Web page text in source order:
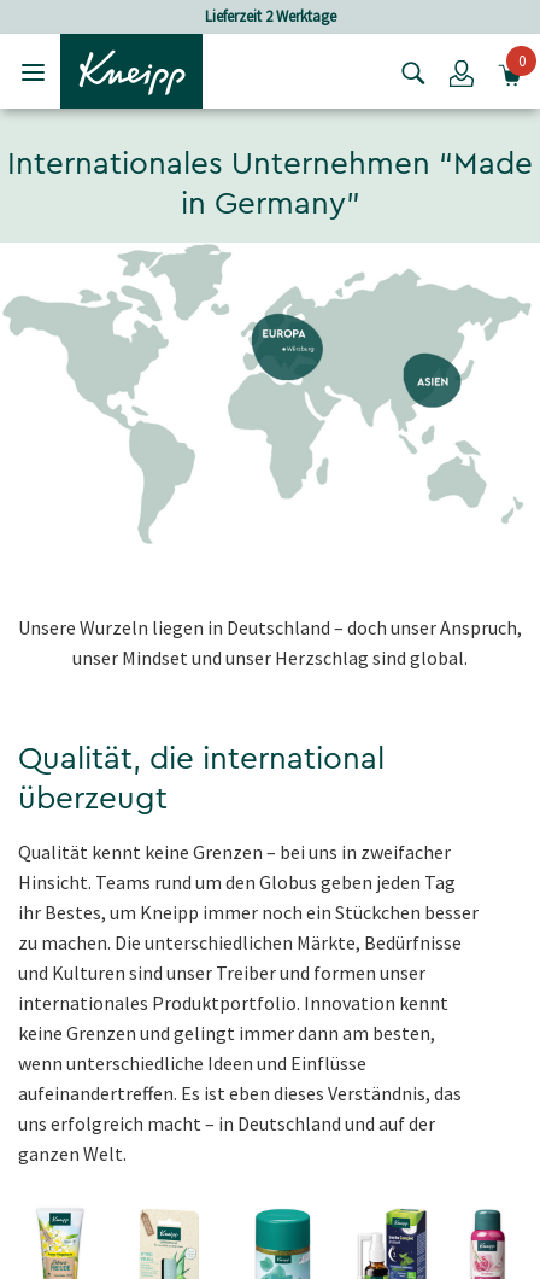
Login0
Internationales Unternehmen “Made
in Germany”
Unsere Wurzeln liegen in Deutschland – doch unser Anspruch,
unser Mindset und unser Herzschlag sind global.
Qualität, die international
überzeugt
Qualität kennt keine Grenzen – bei uns in zweifacher
Hinsicht. Teams rund um den Globus geben jeden Tag
ihr Bestes, um Kneipp immer noch ein Stückchen besser
zu machen. Die unterschiedlichen Märkte, Bedürfnisse
und Kulturen sind unser Treiber und formen unser
internationales Produktportfolio. Innovation kennt
keine Grenzen und gelingt immer dann am besten,
wenn unterschiedliche Ideen und Einflüsse
aufeinandertreffen. Es ist eben dieses Verständnis, das
uns erfolgreich macht – in Deutschland und auf der
ganzen Welt.